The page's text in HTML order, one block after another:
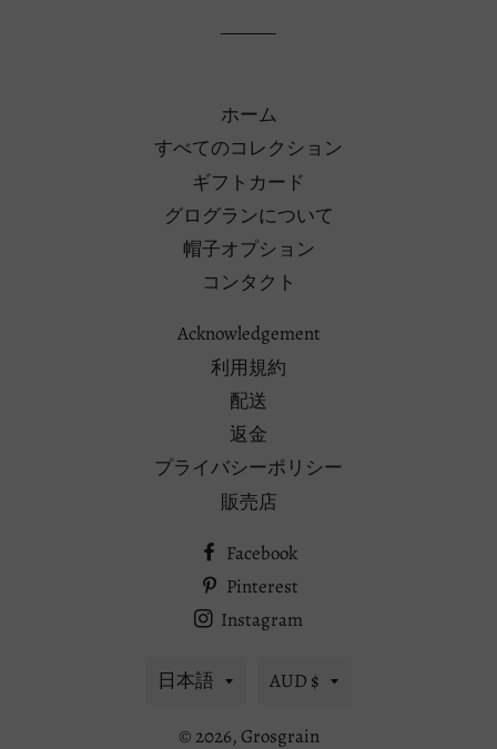
ホーム
すべてのコレクション
ギフトカード
グログランについて
帽子オプション
コンタクト
Acknowledgement
利用規約
配送
返金
プライバシーポリシー
販売店
Facebook
Pinterest
Instagram
言
日本語
通
AUD $
© 2026, Grosgrain